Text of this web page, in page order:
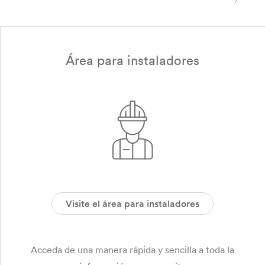
Área para instaladores
Visite el área para instaladores
Acceda de una manera rápida y sencilla a toda la